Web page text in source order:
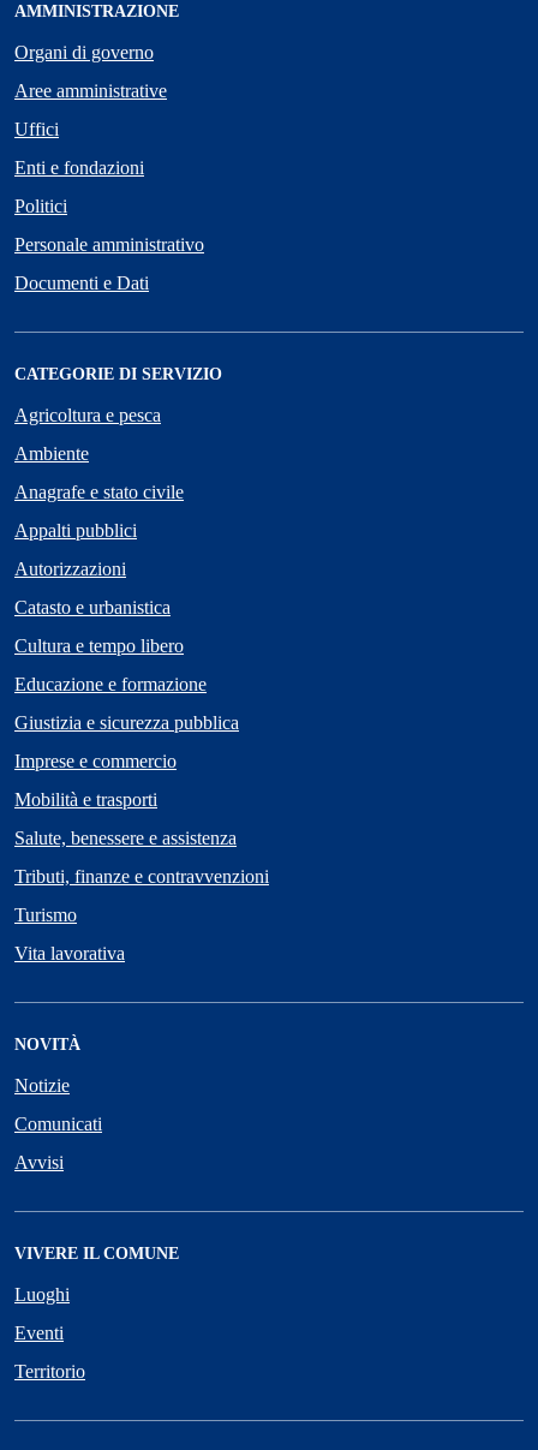
AMMINISTRAZIONE
Organi di governo
Aree amministrative
Uffici
Enti e fondazioni
Politici
Personale amministrativo
Documenti e Dati
CATEGORIE DI SERVIZIO
Agricoltura e pesca
Ambiente
Anagrafe e stato civile
Appalti pubblici
Autorizzazioni
Catasto e urbanistica
Cultura e tempo libero
Educazione e formazione
Giustizia e sicurezza pubblica
Imprese e commercio
Mobilità e trasporti
Salute, benessere e assistenza
Tributi, finanze e contravvenzioni
Turismo
Vita lavorativa
NOVITÀ
Notizie
Comunicati
Avvisi
VIVERE IL COMUNE
Luoghi
Eventi
Territorio